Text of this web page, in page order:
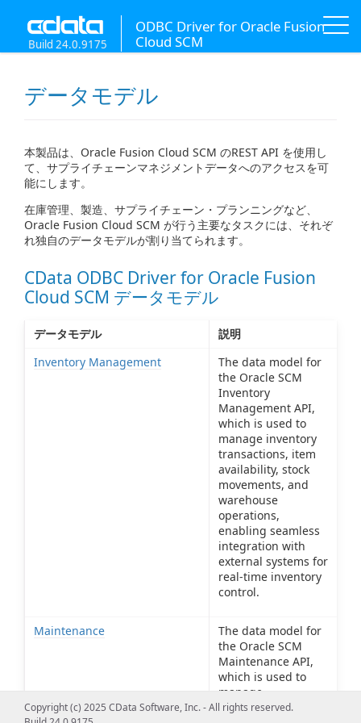
ODBC Driver for Oracle Fusion
Cloud SCM
Build 24.0.9175
データモデル
本製品は、Oracle Fusion Cloud SCM のREST API を使用し
て、サプライチェーンマネジメントデータへのアクセスを可
能にします。
在庫管理、製造、サプライチェーン・プランニングなど、
Oracle Fusion Cloud SCM が行う主要なタスクには、それぞ
れ独自のデータモデルが割り当てられます。
CData ODBC Driver for Oracle Fusion
Cloud SCM データモデル
データモデル
説明
Inventory Management
The data model for
the Oracle SCM
Inventory
Management API,
which is used to
manage inventory
transactions, item
availability, stock
movements, and
warehouse
operations,
enabling seamless
integration with
external systems for
real-time inventory
control.
Maintenance
The data model for
the Oracle SCM
Maintenance API,
which is used to
manage
maintenance
Copyright (c) 2025 CData Software, Inc. - All rights reserved.